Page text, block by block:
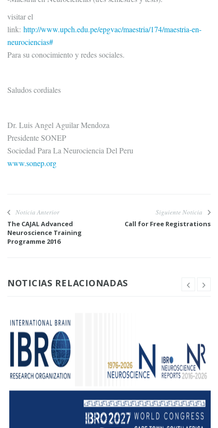
visitar el
link: http://www.upch.edu.pe/epgvac/maestria/174/maestria-en-
neurociencias#
Para su conocimiento y redes sociales.
Saludos cordiales
Dr. Luis Angel Aguilar Mendoza
Presidente SONEP
Sociedad Para La Neurociencia Del Peru
www.sonep.org
Noticia Anterior
The CAJAL Advanced
Neuroscience Training
Programme 2016
Siguiente Noticia
Call for Free Registrations
NOTICIAS RELACIONADAS